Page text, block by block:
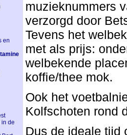
en
in de
muzieknummers
verzorgd door
Tevens het
met als prijs:
welbekende
koffie/thee mok.
Ook het
Kolfschoten rond
Dus de ideale tijd